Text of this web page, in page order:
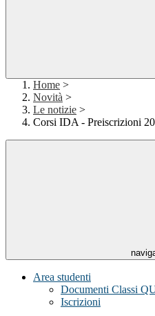
Home >
Novità >
Le notizie >
Corsi IDA - Preiscrizioni
Area studenti
Documenti Classi
Iscrizioni